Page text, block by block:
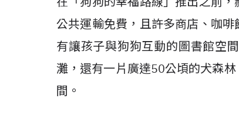
公共運輸免費，且許多商店、咖
有讓孩子與狗狗互動的圖書館空
灘，還有一片廣達50公頃的犬森
間。